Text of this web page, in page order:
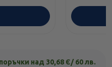
над 30,68 Є/ 60 лв.